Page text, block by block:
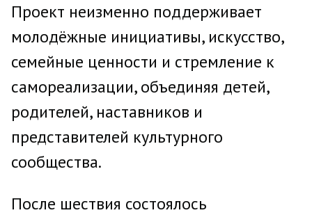
Проект неизменно поддерживает
молодёжные инициативы, искусство,
семейные ценности и стремление к
самореализации, объединяя детей,
родителей, наставников и
представителей культурного
сообщества.
После шествия состоялось